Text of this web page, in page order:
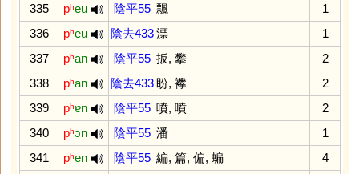
335
pʰeu 陰平55 飄
1
336
pʰeu 陰去433 漂
1
337
pʰan 陰平55 扳, 攀
2
338
pʰan 陰去433 盼, 襻
2
339
pʰɐn 陰平55 噴, 噴
2
340
pʰɔn 陰平55 潘
1
341
pʰen 陰平55 編, 篇, 偏, 蝙
4